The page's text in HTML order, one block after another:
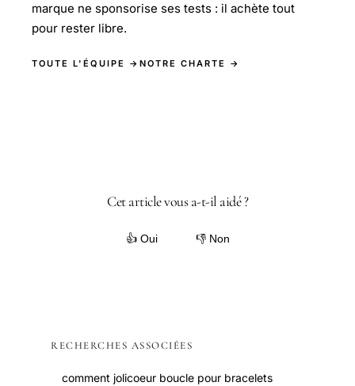
marque ne sponsorise ses tests : il achète tout
pour rester libre.
TOUTE L'ÉQUIPE → NOTRE CHARTE →
Cet article vous a-t-il aidé ?
👍 Oui 👎 Non
RECHERCHES ASSOCIÉES
comment jolicoeur boucle pour bracelets